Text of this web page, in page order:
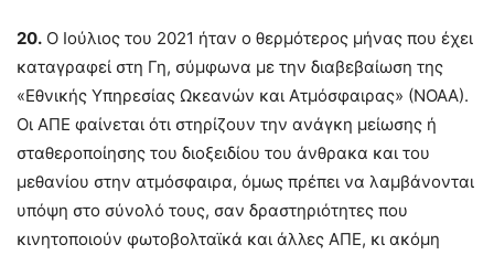
20. Ο Ιούλιος του 2021 ήταν ο θερμότερος μήνας που έχει
καταγραφεί στη Γη, σύμφωνα με την διαβεβαίωση της
«Εθνικής Υπηρεσίας Ωκεανών και Ατμόσφαιρας» (ΝΟΑΑ).
Οι ΑΠΕ φαίνεται ότι στηρίζουν την ανάγκη μείωσης ή
σταθεροποίησης του διοξειδίου του άνθρακα και του
μεθανίου στην ατμόσφαιρα, όμως πρέπει να λαμβάνονται
υπόψη στο σύνολό τους, σαν δραστηριότητες που
κινητοποιούν φωτοβολταϊκά και άλλες ΑΠΕ, κι ακόμη